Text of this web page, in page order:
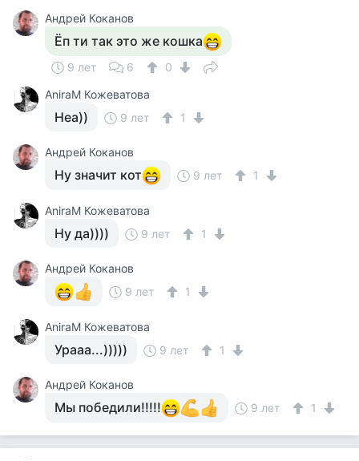
Андрей Коканов
Ёп ти так это же кошка
9 лет 6
0
AniraM Кожеватова
Неа)) 9 лет 1
Андрей Коканов
Ну значит кот 9 лет 1
AniraM Кожеватова
Ну да)))) 9 лет 1
Андрей Коканов
9 лет
1
AniraM Кожеватова
Урааа...))))) 9 лет 1
Андрей Коканов
Мы победили!!!!! 9 лет 1